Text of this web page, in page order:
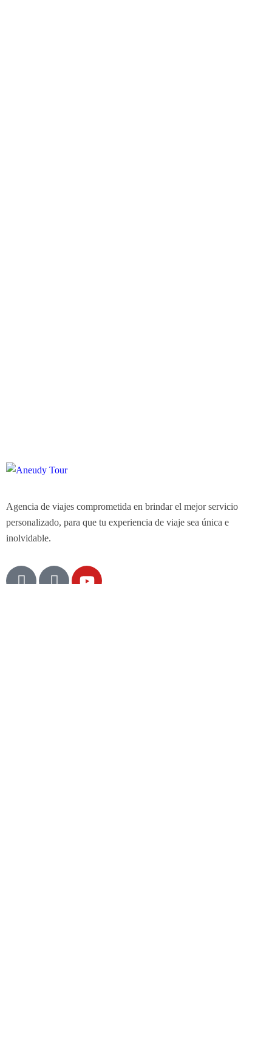
Agencia de viajes comprometida en brindar el mejor servicio
personalizado, para que tu experiencia de viaje sea única e
inolvidable.